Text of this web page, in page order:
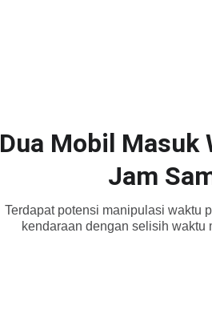
Dua Mobil Masuk
Jam
Terdapat potensi manipulasi waktu
kendaraan dengan selisih waktu